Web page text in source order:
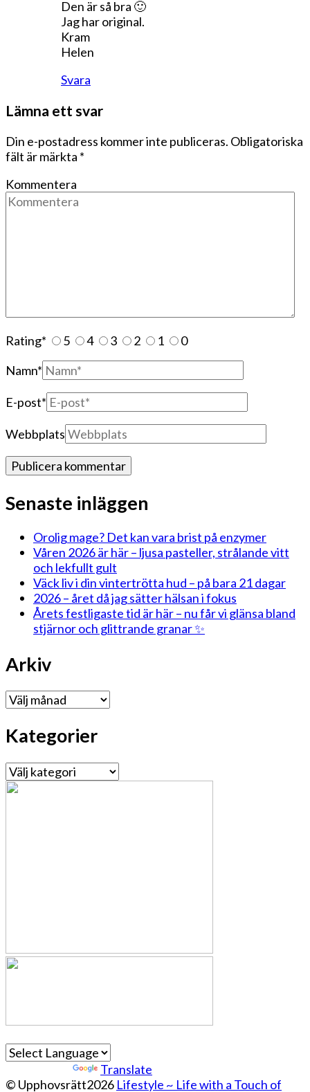
Den är så bra 🙂
Jag har original.
Kram
Helen
Svara
Lämna ett svar
Din e-postadress kommer inte publiceras. Obligatoriska
fält är märkta *
Kommentera
Rating* 5 4 3 2 1
0
Namn*
E-post*
Webbplats
Senaste inläggen
Orolig mage? Det kan vara brist på enzymer
Våren 2026 är här – ljusa pasteller, strålande vitt
och lekfullt gult
Väck liv i din vintertrötta hud – på bara 21 dagar
2026 – året då jag sätter hälsan i fokus
Årets festligaste tid är här – nu får vi glänsa bland
stjärnor och glittrande granar ✨
Arkiv
Arkiv
Kategorier
Kategorier
Translate
© Upphovsrätt2026 Lifestyle ~ Life with a Touch of